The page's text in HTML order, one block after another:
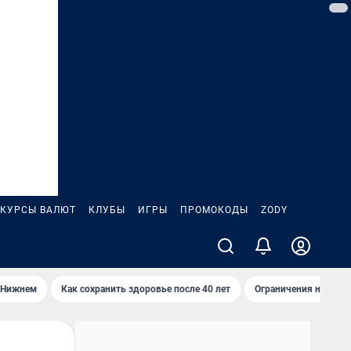
КУРСЫ ВАЛЮТ КЛУБЫ ИГРЫ ПРОМОКОДЫ ZODY
Нижнем Как сохранить здоровье после 40 лет Ограничения на